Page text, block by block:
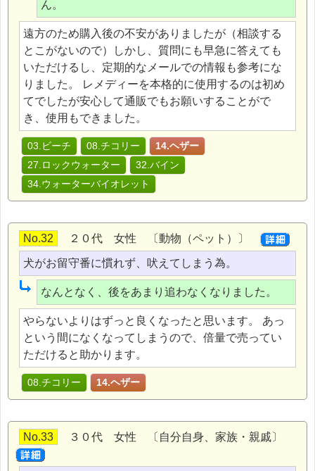
ん。
遠方のため購入後の不安がありましたが（相談する
とこがないので）しかし、質問にも早急に答えても
いただけるし、定期的なメールでの情報も参考にな
りました。 レメディーを本格的に使用するのは初め
てでしたが安心して通販でもお願いすることがで
き、使用もできました。
03.ビーチ 08.チコリー
14.ヘザー
27.ロックウォーター
32.バイン
34.ウォーターバイオレット
No.32 ２０代 女性 〔動物（ペット）〕
犬がお留守番に慣れず、吠えてしまう為。
なんとなく、後をあまり追わなくなりました。
やらないよりはずっと良くなったと思います。 あっ
という間になくなってしまうので、倍量で売ってい
ただけると助かります。
08.チコリー 14.ヘザー
No.33 ３０代 女性 〔自分自身、家族・親戚〕